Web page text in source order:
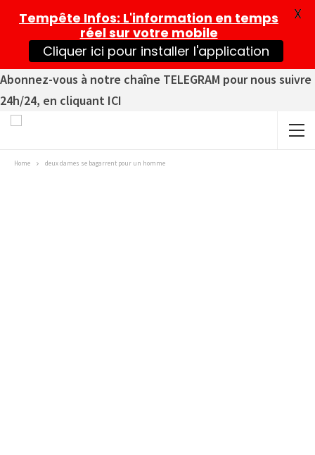
Abonnez-vous à notre chaîne TELEGRAM pour nous suivre
24h/24, en cliquant ICI
Home deux dames se bagarrent pour un homme
Tempête Infos: L'information en temps
réel sur votre mobile
Cliquer ici pour installer l'application
X